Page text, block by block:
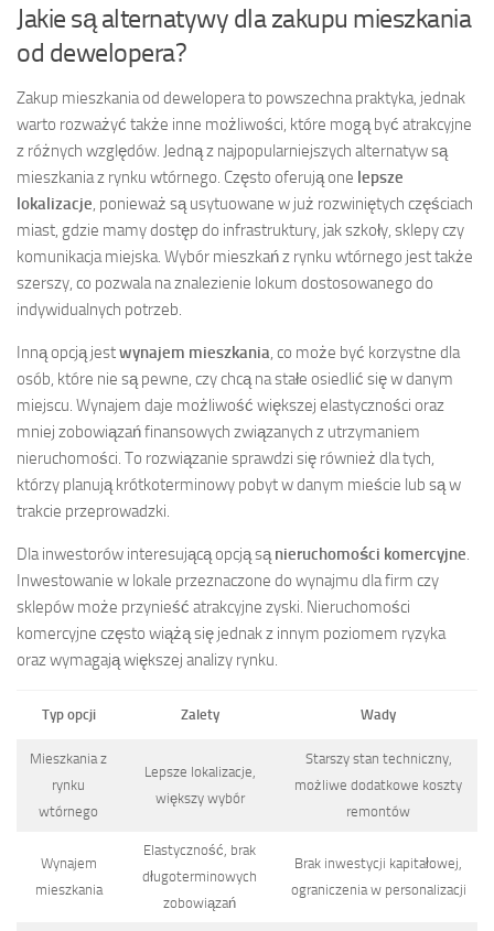
Jakie są alternatywy dla zakupu mieszkania
od dewelopera?
Zakup mieszkania od dewelopera to powszechna praktyka, jednak
warto rozważyć także inne możliwości, które mogą być atrakcyjne
z różnych względów. Jedną z najpopularniejszych alternatyw są
mieszkania z rynku wtórnego. Często oferują one lepsze
lokalizacje, ponieważ są usytuowane w już rozwiniętych częściach
miast, gdzie mamy dostęp do infrastruktury, jak szkoły, sklepy czy
komunikacja miejska. Wybór mieszkań z rynku wtórnego jest także
szerszy, co pozwala na znalezienie lokum dostosowanego do
indywidualnych potrzeb.
Inną opcją jestwynajem mieszkania, co może być korzystne dla
osób, które nie są pewne, czy chcą na stałe osiedlić się w danym
miejscu. Wynajem daje możliwość większej elastyczności oraz
mniej zobowiązań finansowych związanych z utrzymaniem
nieruchomości. To rozwiązanie sprawdzi się również dla tych,
którzy planują krótkoterminowy pobyt w danym mieście lub są w
trakcie przeprowadzki.
Dla inwestorów interesującą opcją sąnieruchomości komercyjne.
Inwestowanie w lokale przeznaczone do wynajmu dla firm czy
sklepów może przynieść atrakcyjne zyski. Nieruchomości
komercyjne często wiążą się jednak z innym poziomem ryzyka
oraz wymagają większej analizy rynku.
Typ opcji Zalety Wady
Mieszkania z
rynku
wtórnego
Lepsze lokalizacje,
większy wybór
Starszy stan techniczny,
możliwe dodatkowe koszty
remontów
Wynajem
mieszkania
Elastyczność, brak
długoterminowych
zobowiązań
Brak inwestycji kapitałowej,
ograniczenia w personalizacji